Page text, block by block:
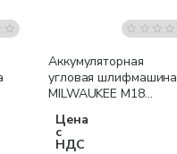
Аккумуляторная
угловая шлифмашина
MILWAUKEE M18
Цена
с
НДС